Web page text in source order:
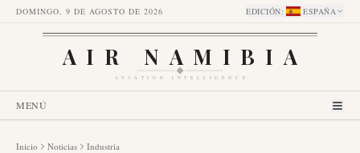
DOMINGO, 9 DE AGOSTO DE 2026 EDICIÓN: ESPAÑA
AIR NAMIBIA
AVIATION INTELLIGENCE
MENÚ
Inicio Noticias
Industria